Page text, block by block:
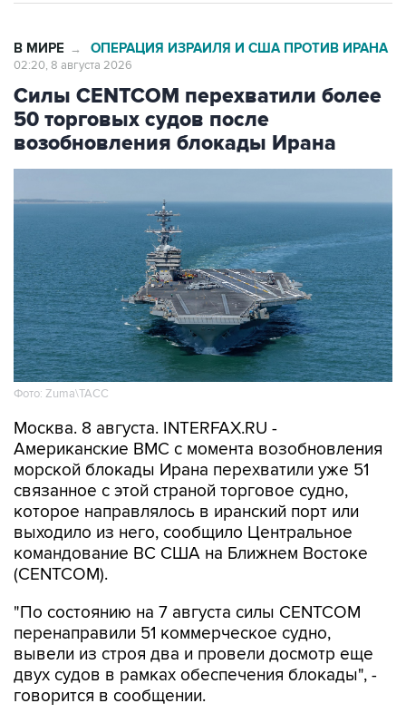
В МИРЕ → ОПЕРАЦИЯ ИЗРАИЛЯ И США ПРОТИВ ИРАНА
02:20, 8 августа 2026
Силы CENTCOM перехватили более
50 торговых судов после
возобновления блокады Ирана
Фото: Zuma\ТАСС
Москва. 8 августа. INTERFAX.RU -
Американские ВМС с момента возобновления
морской блокады Ирана перехватили уже 51
связанное с этой страной торговое судно,
которое направлялось в иранский порт или
выходило из него, сообщило Центральное
командование ВС США на Ближнем Востоке
(CENTCOM).
"По состоянию на 7 августа силы CENTCOM
перенаправили 51 коммерческое судно,
вывели из строя два и провели досмотр еще
двух судов в рамках обеспечения блокады", -
говорится в сообщении.